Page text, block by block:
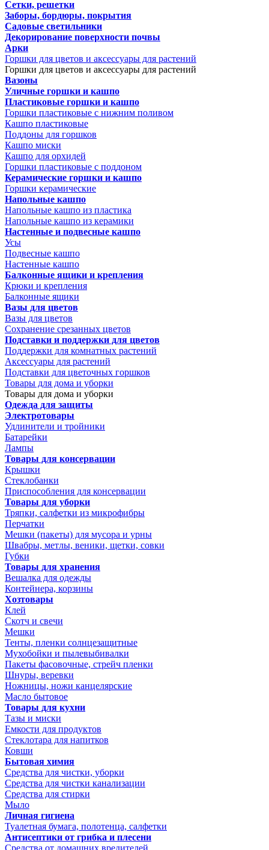
Сетки, решетки
Заборы, бордюры, покрытия
Садовые светильники
Декорирование поверхности почвы
Арки
Горшки для цветов и аксессуары для растений
Горшки для цветов и аксессуары для растений
Вазоны
Уличные горшки и кашпо
Пластиковые горшки и кашпо
Горшки пластиковые с нижним поливом
Кашпо пластиковые
Поддоны для горшков
Кашпо миски
Кашпо для орхидей
Горшки пластиковые с поддоном
Керамические горшки и кашпо
Горшки керамические
Напольные кашпо
Напольные кашпо из пластика
Напольные кашпо из керамики
Настенные и подвесные кашпо
Усы
Подвесные кашпо
Настенные кашпо
Балконные ящики и крепления
Крюки и крепления
Балконные ящики
Вазы для цветов
Вазы для цветов
Сохранение срезанных цветов
Подставки и поддержки для цветов
Поддержки для комнатных растений
Аксессуары для растений
Подставки для цветочных горшков
Товары для дома и уборки
Товары для дома и уборки
Одежда для защиты
Электротовары
Удлинители и тройники
Батарейки
Лампы
Товары для консервации
Крышки
Стеклобанки
Приспособления для консервации
Товары для уборки
Тряпки, салфетки из микрофибры
Перчатки
Мешки (пакеты) для мусора и урны
Швабры, метлы, веники, щетки, совки
Губки
Товары для хранения
Вешалка для одежды
Контейнера, корзины
Хозтовары
Клей
Скотч и свечи
Мешки
Тенты, пленки солнцезащитные
Мухобойки и пылевыбивалки
Пакеты фасовочные, стрейч пленки
Шнуры, веревки
Ножницы, ножи канцелярские
Масло бытовое
Товары для кухни
Тазы и миски
Емкости для продуктов
Стеклотара для напитков
Ковши
Бытовая химия
Средства для чистки, уборки
Средства для чистки канализации
Средства для стирки
Мыло
Личная гигиена
Туалетная бумага, полотенца, салфетки
Антисептики от грибка и плесени
Средства от домашних вредителей